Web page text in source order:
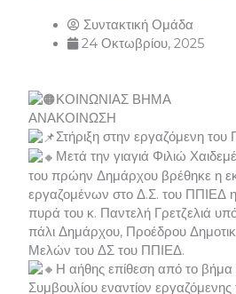
Συντακτική Ομάδα
24 Οκτωβρίου, 2025
ΚΟΙΝΩΝΙΑΣ ΒΗΜΑ
ΑΝΑΚΟΙΝΩΣΗ
Στήριξη στην εργαζόμενη
Μετά την γιαγιά Φιλιώ
του πρώην Δημάρχου βρέθηκε η
εργαζομένων στο Δ.Σ. του ΠΠΙΕΔ
πυρά του κ. Παντελή Γρετζελιά
πάλι Δημάρχου, Προέδρου
Μελών του ΔΣ του ΠΠΙΕΔ.
Η αήθης επίθεση από το βήμα
Συμβουλίου εναντίον